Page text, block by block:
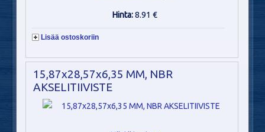
Hinta:8.91 €
Lisää ostoskoriin
15,87x28,57x6,35 MM, NBR
AKSELITIIVISTE